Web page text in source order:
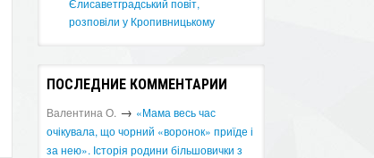
Єлисаветградський повіт,
розповіли у Кропивницькому
ПОСЛЕДНИЕ КОММЕНТАРИИ
Валентина О. → «Мама весь час
очікувала, що чорний «воронок» приїде і
за нею». Історія родини більшовички з